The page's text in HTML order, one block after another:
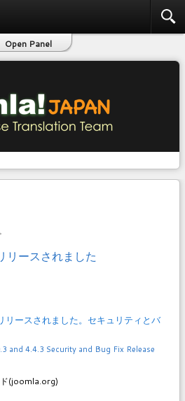
Open Panel
リースされました
ースされました。セキュリティとバ
and 4.4.3 Security and Bug Fix Release
ド(joomla.org)